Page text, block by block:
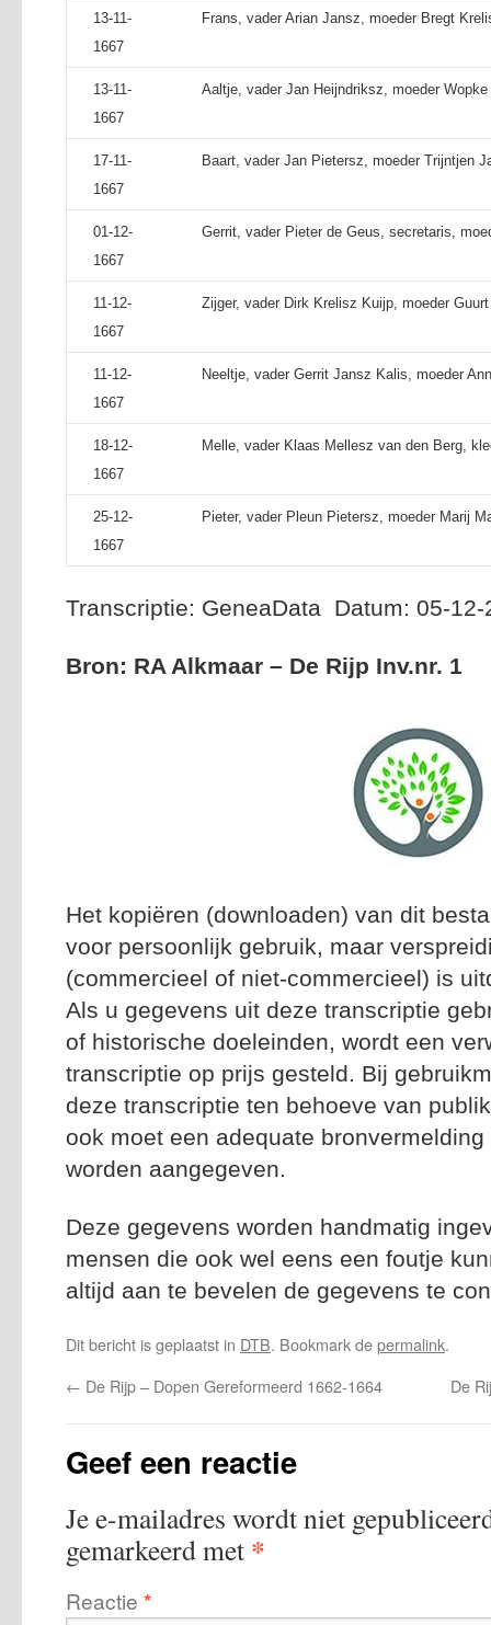
13-11-
1667
Frans, vader Arian Jansz, moeder Bregt
13-11-
1667
Aaltje, vader Jan Heijndriksz, moeder
17-11-
1667
Baart, vader Jan Pietersz, moeder Trijntjen
01-12-
1667
Gerrit, vader Pieter de Geus, secretaris,
11-12-
1667
Zijger, vader Dirk Krelisz Kuijp, moeder
11-12-
1667
Neeltje, vader Gerrit Jansz Kalis, moeder
18-12-
1667
Melle, vader Klaas Mellesz van den Berg,
25-12-
1667
Pieter, vader Pleun Pietersz, moeder Marij
Transcriptie: GeneaData Datum: 05-12-
Bron: RA Alkmaar – De Rijp Inv.nr. 1
Het kopiëren (downloaden) van dit
voor persoonlijk gebruik, maar
(commercieel of niet-commercieel) is
Als u gegevens uit deze transcriptie
of historische doeleinden, wordt een
transcriptie op prijs gesteld. Bij
deze transcriptie ten behoeve van
ook moet een adequate
worden aangegeven.
Deze gegevens worden handmatig
mensen die ook wel eens een foutje
altijd aan te bevelen de gegevens te
Dit bericht is geplaatst in DTB. Bookmark depermalink.
← De Rijp – Dopen Gereformeerd 1662-1664 De
Geef een reactie
Je e-mailadres wordt niet
gemarkeerd met *
Reactie *